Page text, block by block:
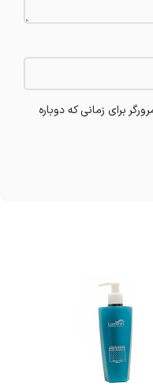
برای زمانی که دوباره